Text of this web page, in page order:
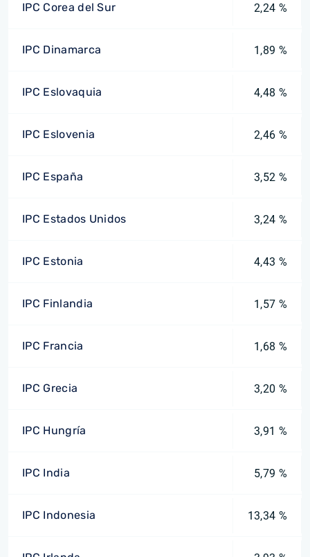
IPC Corea del Sur 2,24 %
IPC Dinamarca 1,89 %
IPC Eslovaquia 4,48 %
IPC Eslovenia 2,46 %
IPC España 3,52 %
IPC Estados Unidos 3,24 %
IPC Estonia 4,43 %
IPC Finlandia 1,57 %
IPC Francia 1,68 %
IPC Grecia 3,20 %
IPC Hungría 3,91 %
IPC India 5,79 %
IPC Indonesia 13,34 %